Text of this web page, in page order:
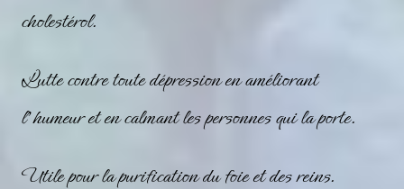
cholestérol.
Lutte contre toute dépression en améliorant
l’humeur et en calmant les personnes qui la porte.
Utile pour la purification du foie et des reins.